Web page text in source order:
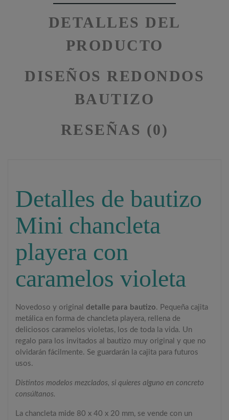
DETALLES DEL
PRODUCTO
DISEÑOS REDONDOS
BAUTIZO
RESEÑAS (0)
Detalles de bautizo
Mini chancleta
playera con
caramelos violeta
Novedoso y originaldetalle para bautizo. Pequeña cajita
metálica en forma de chancleta playera, rellena de
deliciosos caramelos violetas, los de toda la vida. Un
regalo para los invitados al bautizo muy original y que no
olvidarán fácilmente. Se guardarán la cajita para futuros
usos.
Distintos modelos mezclados, si quieres alguno en concreto
consúltanos.
La chancleta mide 80 x 40 x 20 mm, se vende con un